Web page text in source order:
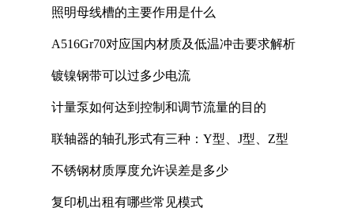
照明母线槽的主要作用是什么
A516Gr70对应国内材质及低温冲击要求解析
镀镍钢带可以过多少电流
计量泵如何达到控制和调节流量的目的
联轴器的轴孔形式有三种：Y型、J型、Z型
不锈钢材质厚度允许误差是多少
复印机出租有哪些常见模式